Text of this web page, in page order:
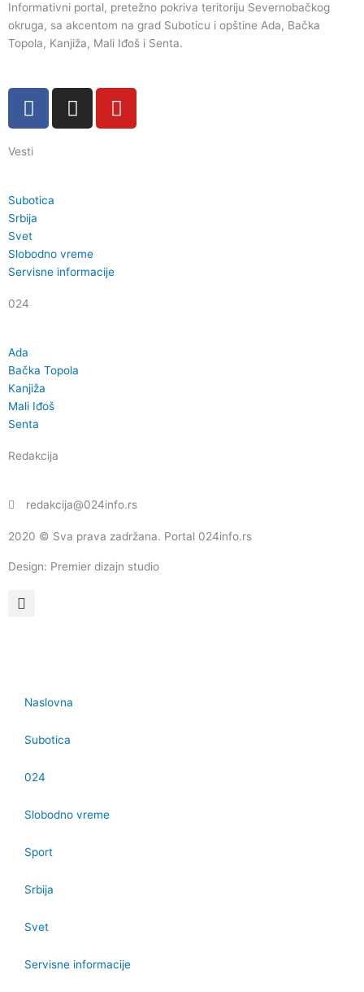
Informativni portal, pretežno pokriva teritoriju Severnobačkog
okruga, sa akcentom na grad Suboticu i opštine Ada, Bačka
Topola, Kanjiža, Mali Iđoš i Senta.
F
a
e
o
o
k
I
n
m
Y
o
Vesti
Subotica
Srbija
Svet
Slobodno vreme
Servisne informacije
024
Ada
Bačka Topola
Kanjiža
Mali Iđoš
Senta
Redakcija
redakcija@024info.rs
2020 © Sva prava zadržana. Portal 024info.rs
Design: Premier dizajn studio
Naslovna
Subotica
024
Slobodno vreme
Sport
Srbija
Svet
Servisne informacije